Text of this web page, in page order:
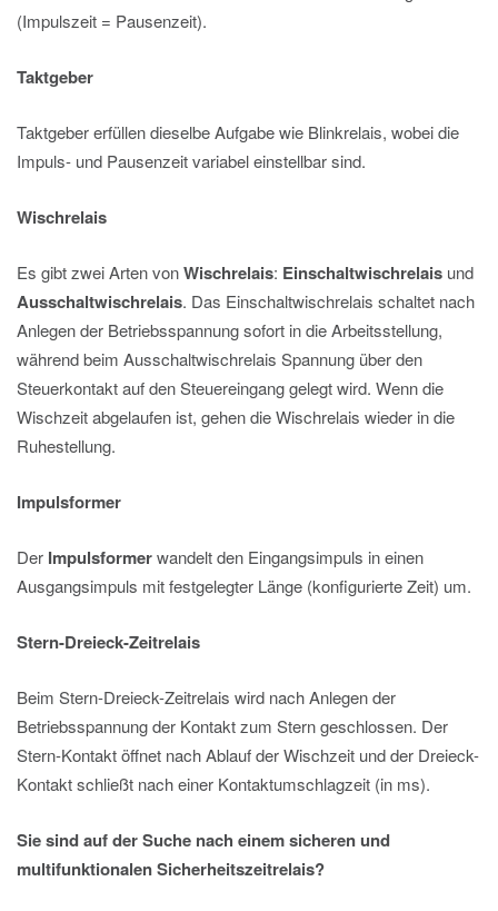
(Impulszeit = Pausenzeit).
Taktgeber
Taktgeber erfüllen dieselbe Aufgabe wie Blinkrelais, wobei die
Impuls- und Pausenzeit variabel einstellbar sind.
Wischrelais
Es gibt zwei Arten vonWischrelais: Einschaltwischrelais und
Ausschaltwischrelais. Das Einschaltwischrelais schaltet nach
Anlegen der Betriebsspannung sofort in die Arbeitsstellung,
während beim Ausschaltwischrelais Spannung über den
Steuerkontakt auf den Steuereingang gelegt wird. Wenn die
Wischzeit abgelaufen ist, gehen die Wischrelais wieder in die
Ruhestellung.
Impulsformer
Der Impulsformerwandelt den Eingangsimpuls in einen
Ausgangsimpuls mit festgelegter Länge (konfigurierte Zeit) um.
Stern-Dreieck-Zeitrelais
Beim Stern-Dreieck-Zeitrelais wird nach Anlegen der
Betriebsspannung der Kontakt zum Stern geschlossen. Der
Stern-Kontakt öffnet nach Ablauf der Wischzeit und der Dreieck-
Kontakt schließt nach einer Kontaktumschlagzeit (in ms).
Sie sind auf der Suche nach einem sicheren und
multifunktionalen Sicherheitszeitrelais?